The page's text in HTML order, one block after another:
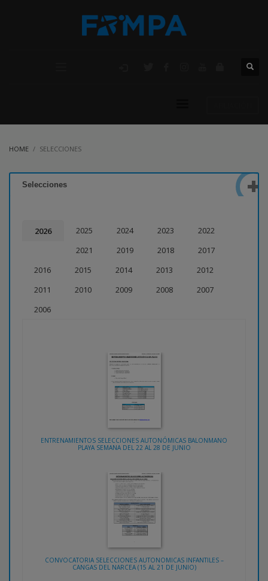
HOME SELECCIONES
Selecciones
2026 2025 2024 2023
2022
2021
2019 2018
2017
2016
2015 2014 2013
2012
2011
2010 2009 2008
2007
2006
ENTRENAMIENTOS SELECCIONES AUTONÓMICAS BALONMANO
PLAYA SEMANA DEL 22 AL 28 DE JUNIO
CONVOCATORIA SELECCIONES AUTONOMICAS INFANTILES –
CANGAS DEL NARCEA (15 AL 21 DE JUNIO)